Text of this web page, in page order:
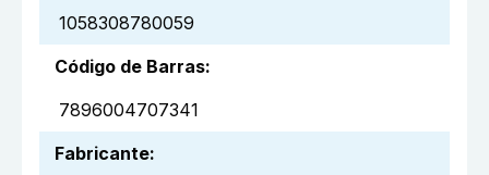
1058308780059
Código de Barras:
7896004707341
Fabricante: